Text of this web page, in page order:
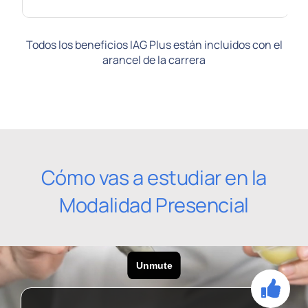
Todos los beneficios IAG Plus están incluidos con el
arancel de la carrera
Cómo vas a estudiar en la
Modalidad Presencial